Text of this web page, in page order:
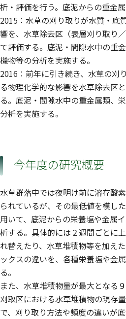
析・評価を行う。底泥からの重金
2015：水草の刈り取りが水質・底
響を、水草除去区（表層刈り取り
て評価する。底泥・間隙水中の重
機物等の分析を実施する。
2016：前年に引き続き、水草の刈
る物理化学的な影響を水草除去区
る。底泥・間隙水中の重金属類、
分析を実施する。
今年度の研究概要
水草群落中では夜明け前に溶存酸
られているが、その最低値を模し
用いて、底泥からの栄養塩や金属
析する。具体的には２週間ごとに
れ替えたり、水草堆積物等を加え
ックスの違いを、各種栄養塩や金
る。
また、水草堆積物量が最大となる
刈取区における水草堆積物の現存
で、刈り取り方法や頻度の違いが